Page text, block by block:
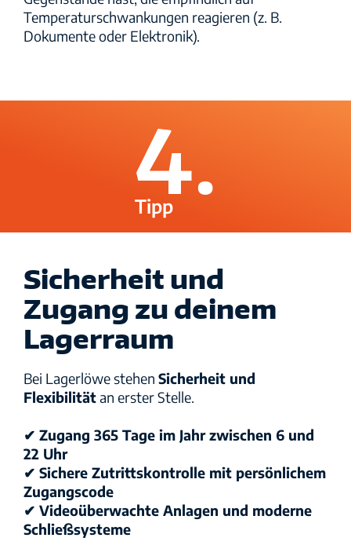
Temperaturschwankungen reagieren (z. B.
Dokumente oder Elektronik).
4.
Tipp
Sicherheit und
Zugang zu deinem
Lagerraum
Bei Lagerlöwe stehen Sicherheit und
Flexibilitätan erster Stelle.
✔ Zugang 365 Tage im Jahr zwischen 6 und
22 Uhr
✔ Sichere Zutrittskontrolle mit persönlichem
Zugangscode
✔ Videoüberwachte Anlagen und moderne
Schließsysteme